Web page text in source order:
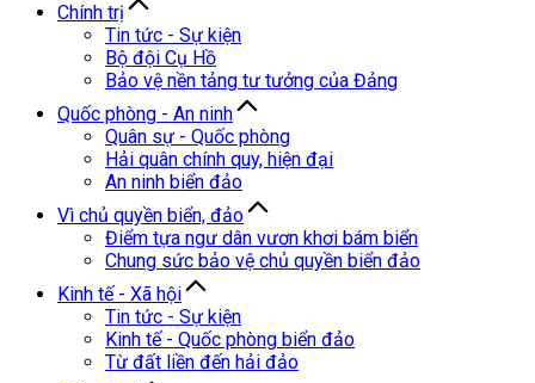
Chính trị
Tin tức - Sự kiện
Bộ đội Cụ Hồ
Bảo vệ nền tảng tư tưởng của Đảng
Quốc phòng - An ninh
Quân sự - Quốc phòng
Hải quân chính quy, hiện đại
An ninh biển đảo
Vì chủ quyền biển, đảo
Điểm tựa ngư dân vươn khơi bám biển
Chung sức bảo vệ chủ quyền biển đảo
Kinh tế - Xã hội
Tin tức - Sự kiện
Kinh tế - Quốc phòng biển đảo
Từ đất liền đến hải đảo